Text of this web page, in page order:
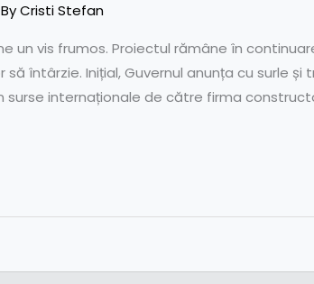
Cristi Stefan
un vis frumos. Proiectul rămâne în
întârzie. Inițial, Guvernul anunța cu surle
surse internaționale de către firma